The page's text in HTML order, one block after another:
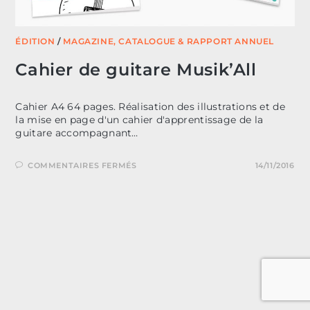
ÉDITION / MAGAZINE, CATALOGUE & RAPPORT ANNUEL
Cahier de guitare Musik’All
Cahier A4 64 pages. Réalisation des illustrations et de
la mise en page d'un cahier d'apprentissage de la
guitare accompagnant…
COMMENTAIRES FERMÉSSUR 14/11/2016